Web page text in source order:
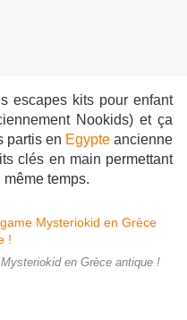
escapes kits pour enfant
Nookids) et ça
partis en Egypte ancienne
clés en main permettant
même temps.
en Grèce antique !